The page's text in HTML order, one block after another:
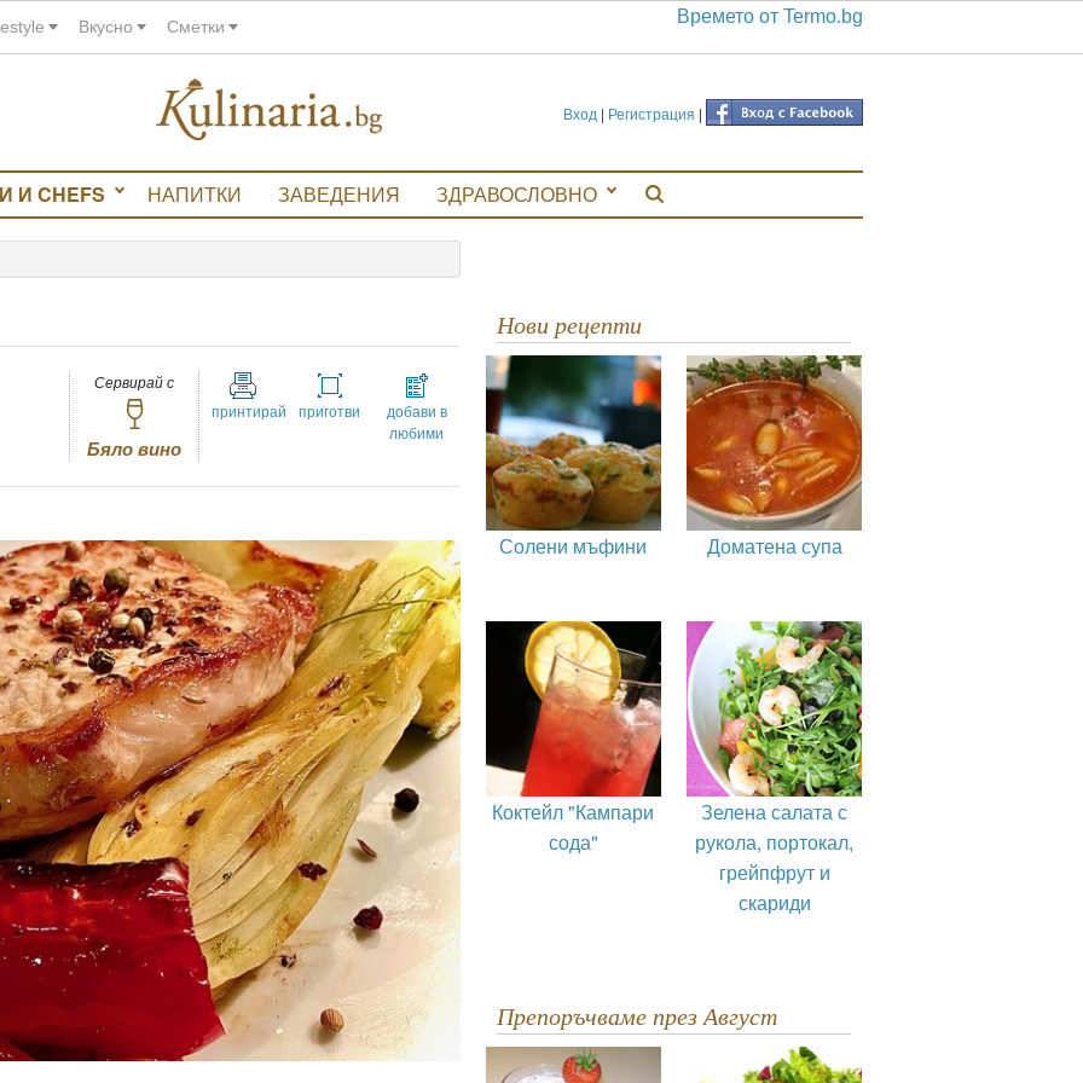
Вкусно Сметки Времето от Termo.bg
Вход | Регистрация |
И CHEFS НАПИТКИ ЗАВЕДЕНИЯ ЗДРАВОСЛОВНО
Сервирай с
Бяло вино
принтирай приготви
добави в
любими
Нови рецепти
Солени мъфини Доматена супа
Коктейл "Кампари
сода"
Зелена салата с
рукола, портокал,
грейпфрут и
скариди
Препоръчваме през Август